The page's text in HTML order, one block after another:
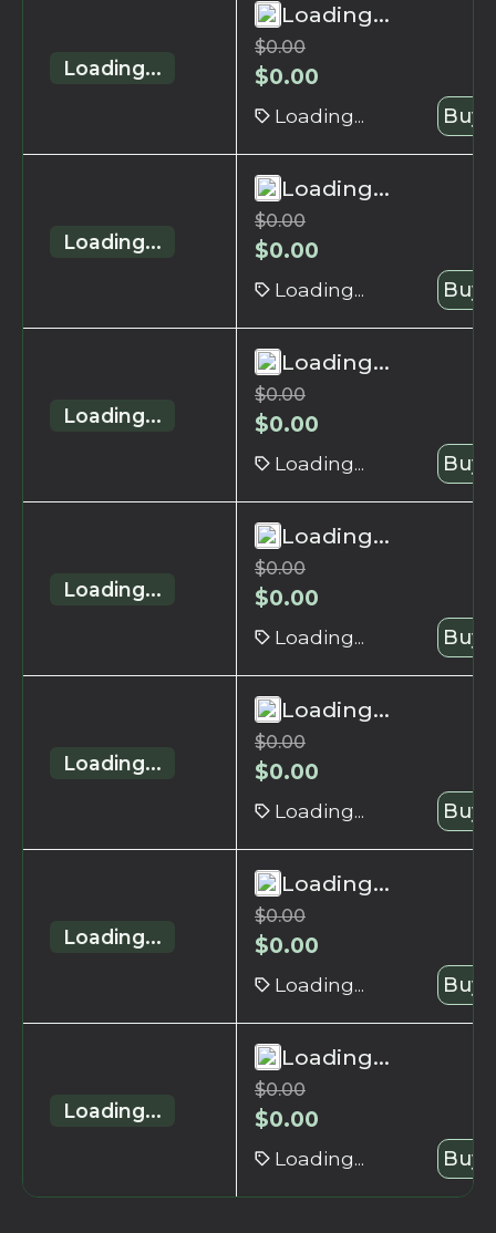
Loading...
Loading...
$0.00
$0.00
Loading... Buy
Loading...
Loading...
$0.00
$0.00
Loading... Buy
Loading...
Loading...
$0.00
$0.00
Loading... Buy
Loading...
Loading...
$0.00
$0.00
Loading... Buy
Loading...
Loading...
$0.00
$0.00
Loading... Buy
Loading...
Loading...
$0.00
$0.00
Loading... Buy
Loading...
Loading...
$0.00
$0.00
Loading... Buy